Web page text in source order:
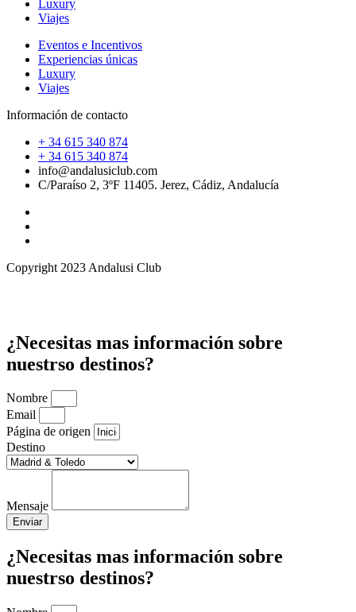
Luxury
Viajes
Eventos e Incentivos
Experiencias únicas
Luxury
Viajes
Información de contacto
+ 34 615 340 874
+ 34 615 340 874
info@andalusiclub.com
C/Paraíso 2, 3ºF 11405. Jerez, Cádiz, Andalucía
Copyright 2023 Andalusi Club
¿Necesitas mas información sobre
nuestrso destinos?
Nombre
Email
Página de origen
Destino
Mensaje
Enviar
¿Necesitas mas información sobre
nuestrso destinos?